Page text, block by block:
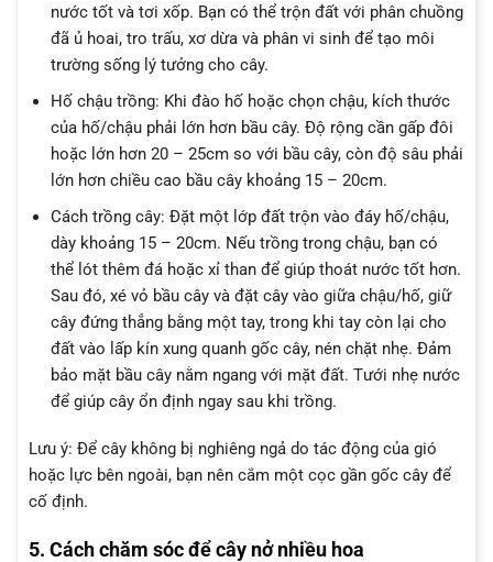
nước tốt và tơi xốp. Bạn có thể trộn đất với phân chuồng
đã ủ hoai, tro trấu, xơ dừa và phân vi sinh để tạo môi
trường sống lý tưởng cho cây.
Hố chậu trồng: Khi đào hố hoặc chọn chậu, kích thước
của hố/chậu phải lớn hơn bầu cây. Độ rộng cần gấp đôi
hoặc lớn hơn 20 – 25cm so với bầu cây, còn độ sâu phải
lớn hơn chiều cao bầu cây khoảng 15 – 20cm.
Cách trồng cây: Đặt một lớp đất trộn vào đáy hố/chậu,
dày khoảng 15 – 20cm. Nếu trồng trong chậu, bạn có
thể lót thêm đá hoặc xỉ than để giúp thoát nước tốt hơn.
Sau đó, xé vỏ bầu cây và đặt cây vào giữa chậu/hố, giữ
cây đứng thẳng bằng một tay, trong khi tay còn lại cho
đất vào lấp kín xung quanh gốc cây, nén chặt nhẹ. Đảm
bảo mặt bầu cây nằm ngang với mặt đất. Tưới nhẹ nước
để giúp cây ổn định ngay sau khi trồng.
Lưu ý: Để cây không bị nghiêng ngả do tác động của gió
hoặc lực bên ngoài, bạn nên cắm một cọc gần gốc cây để
cố định.
5. Cách chăm sóc để cây nở nhiều hoa